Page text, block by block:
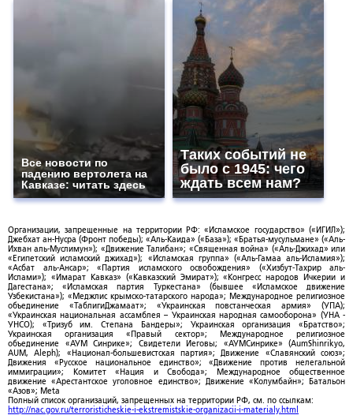
Все новости по
падению вертолета на
Кавказе: читать здесь
Таких событий не
было с 1945: чего
ждать всем нам?
Организации, запрещенные на территории РФ: «Исламское государство» («ИГИЛ»);
Джебхат ан-Нусра (Фронт победы); «Аль-Каида» («База»); «Братья-мусульмане» («Аль-
Ихван аль-Муслимун»); «Движение Талибан»; «Священная война» («Аль-Джихад» или
«Египетский исламский джихад»); «Исламская группа» («Аль-Гамаа аль-Исламия»);
«Асбат аль-Ансар»; «Партия исламского освобождения» («Хизбут-Тахрир аль-
Ислами»); «Имарат Кавказ» («Кавказский Эмират»); «Конгресс народов Ичкерии и
Дагестана»; «Исламская партия Туркестана» (бывшее «Исламское движение
Узбекистана»); «Меджлис крымско-татарского народа»; Международное религиозное
объединение «ТаблигиДжамаат»; «Украинская повстанческая армия» (УПА);
«Украинская национальная ассамблея – Украинская народная самооборона» (УНА -
УНСО); «Тризуб им. Степана Бандеры»; Украинская организация «Братство»;
Украинская организация «Правый сектор»; Международное религиозное
объединение «АУМ Синрике»; Свидетели Иеговы; «АУМСинрике» (AumShinrikyo,
AUM, Aleph); «Национал-большевистская партия»; Движение «Славянский союз»;
Движения «Русское национальное единство»; «Движение против нелегальной
иммиграции»; Комитет «Нация и Свобода»; Международное общественное
движение «Арестантское уголовное единство»; Движение «Колумбайн»; Батальон
«Азов»; Meta
Полный список организаций, запрещенных на территории РФ, см. по ссылкам:
http://nac.gov.ru/terroristicheskie-i-ekstremistskie-organizacii-i-materialy.html